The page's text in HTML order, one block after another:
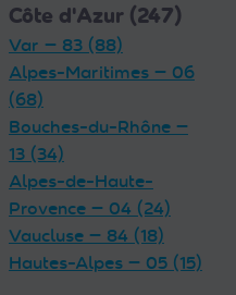
Côte d'Azur (247)
Var — 83 (88)
Alpes-Maritimes — 06
(68)
Bouches-du-Rhône —
13 (34)
Alpes-de-Haute-
Provence — 04 (24)
Vaucluse — 84 (18)
Hautes-Alpes — 05 (15)